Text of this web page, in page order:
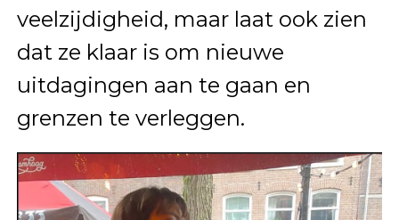
veelzijdigheid, maar laat ook zien
dat ze klaar is om nieuwe
uitdagingen aan te gaan en
grenzen te verleggen.